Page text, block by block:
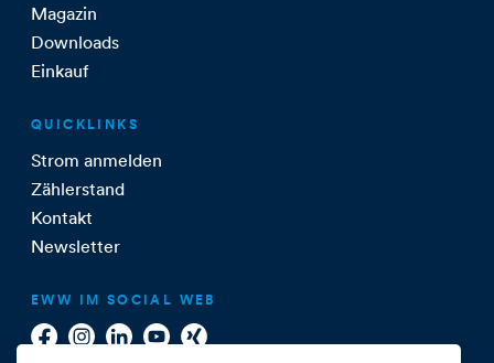
Magazin
Downloads
Einkauf
QUICKLINKS
Strom anmelden
Zählerstand
Kontakt
Newsletter
EWW IM SOCIAL WEB